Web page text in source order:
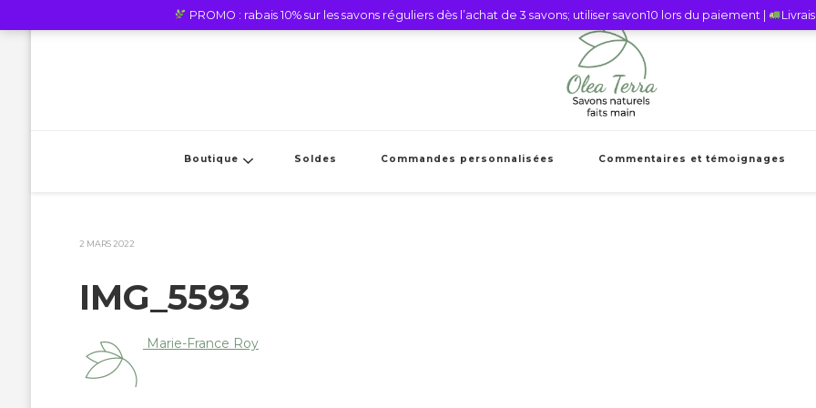
PROMO : rabais 10% sur les savons réguliers dès l’achat de 3 savons; utiliser savon10 lors du paiement |
Boutique Soldes Commandes personnalisées Commentaires et témoignages
2 MARS 2022
IMG_5593
Marie-France Roy